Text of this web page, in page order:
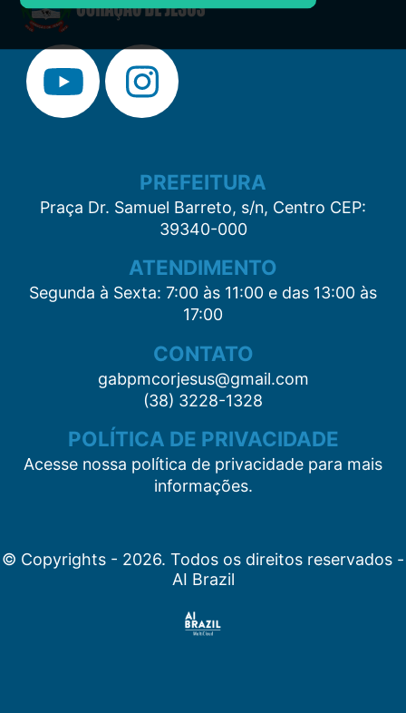
PREFEITURA
Praça Dr. Samuel Barreto, s/n, Centro CEP:
39340-000
ATENDIMENTO
Segunda à Sexta: 7:00 às 11:00 e das 13:00 às
17:00
CONTATO
gabpmcorjesus@gmail.com
(38) 3228-1328
POLÍTICA DE PRIVACIDADE
Acesse nossa política de privacidade para mais
informações.
© Copyrights - 2026. Todos os direitos reservados -
AI Brazil